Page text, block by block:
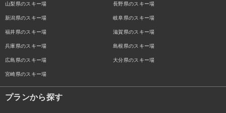
山梨県のスキー場 長野県のスキー場
新潟県のスキー場 岐阜県のスキー場
福井県のスキー場 滋賀県のスキー場
兵庫県のスキー場 島根県のスキー場
広島県のスキー場 大分県のスキー場
宮崎県のスキー場
プランから探す